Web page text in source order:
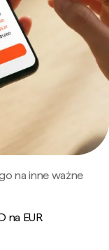
na inne ważne
na EUR